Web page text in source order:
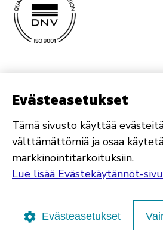
Evästeasetukset
Tämä sivusto käyttää
välttämättömiä ja osaa
markkinointitarkoituksiin.
Lue lisää Evästekäytännöt-
Evästeasetukset